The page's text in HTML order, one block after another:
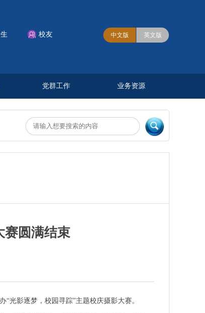
 校友 中文版 英文版
党群工作 业务资源
赛圆满结束
“光影逐梦，校园寻踪”主题校庆摄影大赛。